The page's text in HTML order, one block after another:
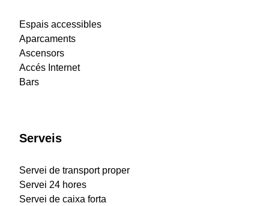
Espais accessibles
Aparcaments
Ascensors
Accés Internet
Bars
Serveis
Servei de transport proper
Servei 24 hores
Servei de caixa forta